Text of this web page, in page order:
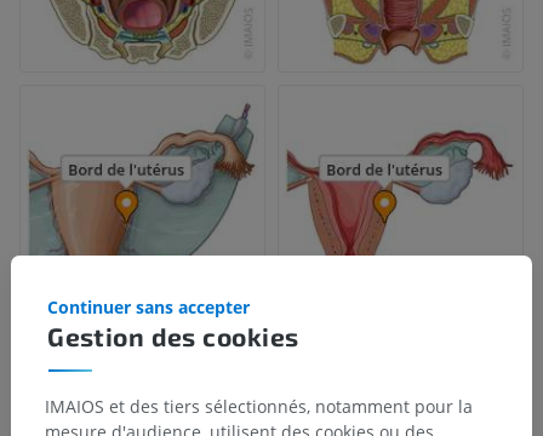
Gestion des cookies
Continuer sans accepter
IMAIOS et des tiers sélectionnés, notamment pour la